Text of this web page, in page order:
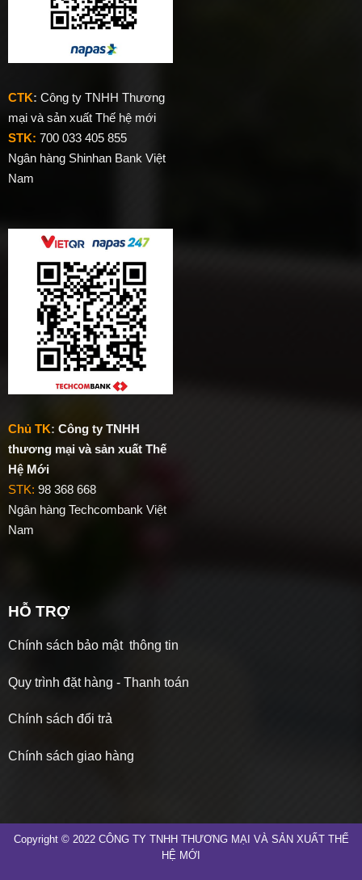
CTK: Công ty TNHH Thương
mại và sản xuất Thế hệ mới
STK: 700 033 405 855
Ngân hàng Shinhan Bank Việt
Nam
Chủ TK: Công ty TNHH
thương mại và sản xuất Thế
Hệ Mới
STK: 98 368 668
Ngân hàng Techcombank Việt
Nam
HỖ TRỢ
Chính sách bảo mật thông tin
Quy trình đặt hàng - Thanh toán
Chính sách đổi trả
Chính sách giao hàng
Copyright © 2022 CÔNG TY TNHH THƯƠNG MẠI VÀ SẢN XUẤT THẾ
HỆ MỚI